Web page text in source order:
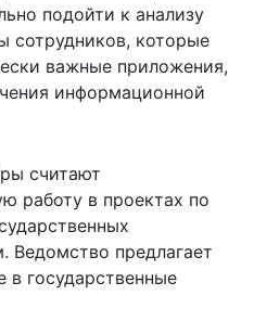
подойти к анализу
сотрудников, которые
важные приложения,
информационной
считают
работу в проектах по
Ведомство предлагает
в государственные